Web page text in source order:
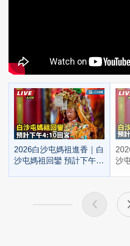
2026白沙屯媽祖進香｜白
沙屯媽祖回鑾 預計下午
沙